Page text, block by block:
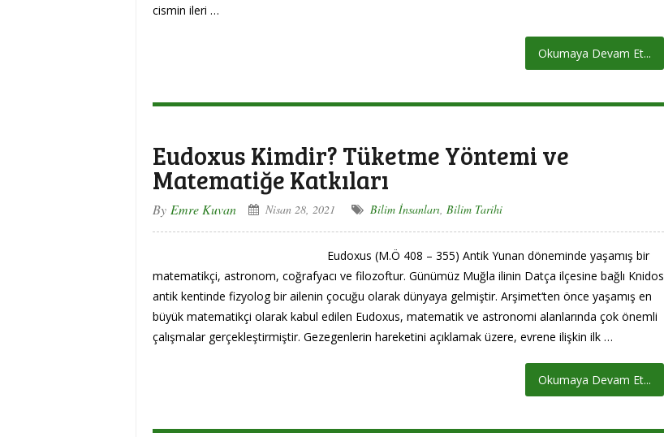
cismin ileri …
Okumaya Devam Et...
Eudoxus Kimdir? Tüketme Yöntemi ve
Matematiğe Katkıları
By Emre Kuvan Nisan 28, 2021 Bilim İnsanları, Bilim Tarihi
Eudoxus (M.Ö 408 – 355) Antik Yunan döneminde yaşamış bir
matematikçi, astronom, coğrafyacı ve filozoftur. Günümüz Muğla ilinin Datça ilçesine bağlı Knidos
antik kentinde fizyolog bir ailenin çocuğu olarak dünyaya gelmiştir. Arşimet‘ten önce yaşamış en
büyük matematikçi olarak kabul edilen Eudoxus, matematik ve astronomi alanlarında çok önemli
çalışmalar gerçekleştirmiştir. Gezegenlerin hareketini açıklamak üzere, evrene ilişkin ilk …
Okumaya Devam Et...